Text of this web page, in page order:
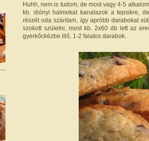
Huhh, nem is tudom, de most vagy 4-5
kb. diónyi halmokat kanalazok a tepsikre,
részét oda szántam, így apróbb darabokat
szokott születni, most kb. 2x60 db lett az
gyerkőckézbe illő, 1-2 falatos darabok.